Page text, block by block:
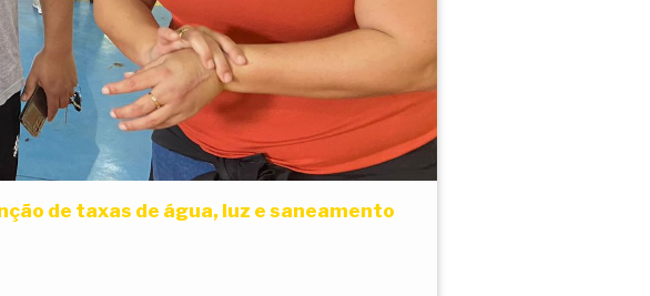
de taxas de água, luz e saneamento